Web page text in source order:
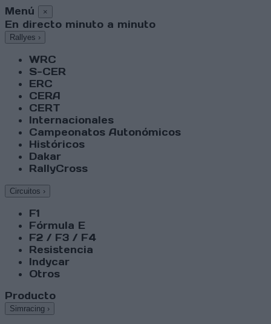
Menú ×
En directo minuto a minuto
Rallyes ›
WRC
S-CER
ERC
CERA
CERT
Internacionales
Campeonatos Autonómicos
Históricos
Dakar
RallyCross
Circuitos ›
F1
Fórmula E
F2 / F3 / F4
Resistencia
Indycar
Otros
Producto
Simracing ›